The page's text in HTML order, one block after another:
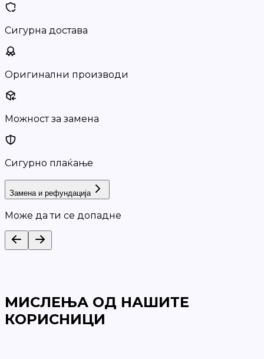
Сигурна достава
Оригинални производи
Можност за замена
Сигурно плаќање
Замена и рефундација
Може да ти се допадне
МИСЛЕЊА ОД НАШИТЕ
КОРИСНИЦИ